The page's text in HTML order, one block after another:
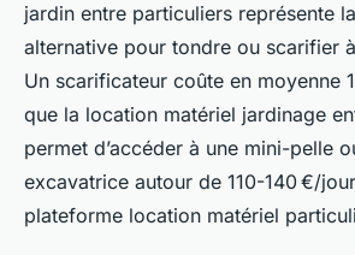
jardin entre particuliers représente
alternative pour tondre ou scarifier
Un scarificateur coûte en moyenne
que la location matériel jardinage
permet d’accéder à une mini-pelle
excavatrice autour de 110-140 €/
plateforme location matériel